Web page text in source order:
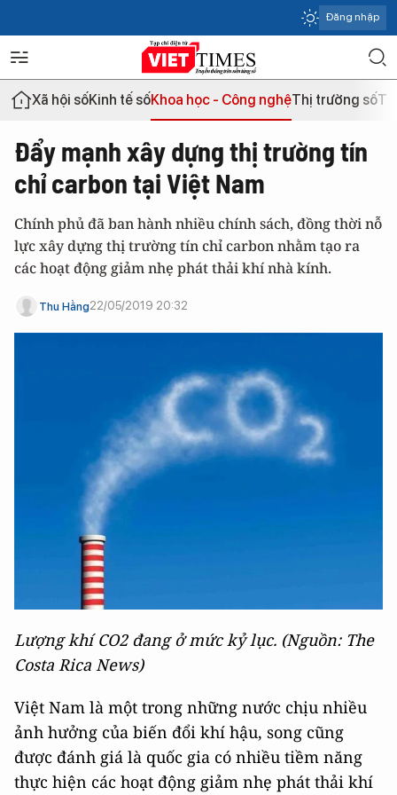
Đăng nhập
Xã hội sốKinh tế sốKhoa học - Công nghệThị trường số
Đẩy mạnh xây dựng thị trường tín
chỉ carbon tại Việt Nam
Chính phủ đã ban hành nhiều chính sách, đồng thời nỗ
lực xây dựng thị trường tín chỉ carbon nhằm tạo ra
các hoạt động giảm nhẹ phát thải khí nhà kính.
Thu Hằng22/05/2019 20:32
Lượng khí CO2 đang ở mức kỷ lục. (Nguồn: The
Costa Rica News)
Việt Nam là một trong những nước chịu nhiều
ảnh hưởng của biến đổi khí hậu, song cũng
được đánh giá là quốc gia có nhiều tiềm năng
thực hiện các hoạt động giảm nhẹ phát thải khí